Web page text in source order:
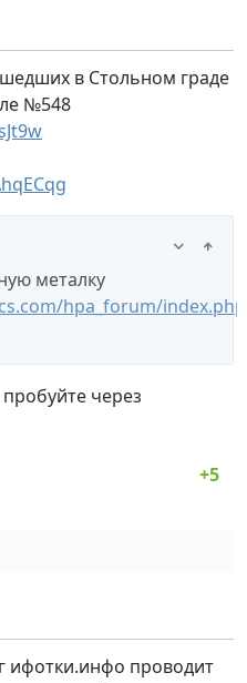
в Стольном граде
№548
металку
hpa_forum/
через
ифотки.инфо проводит